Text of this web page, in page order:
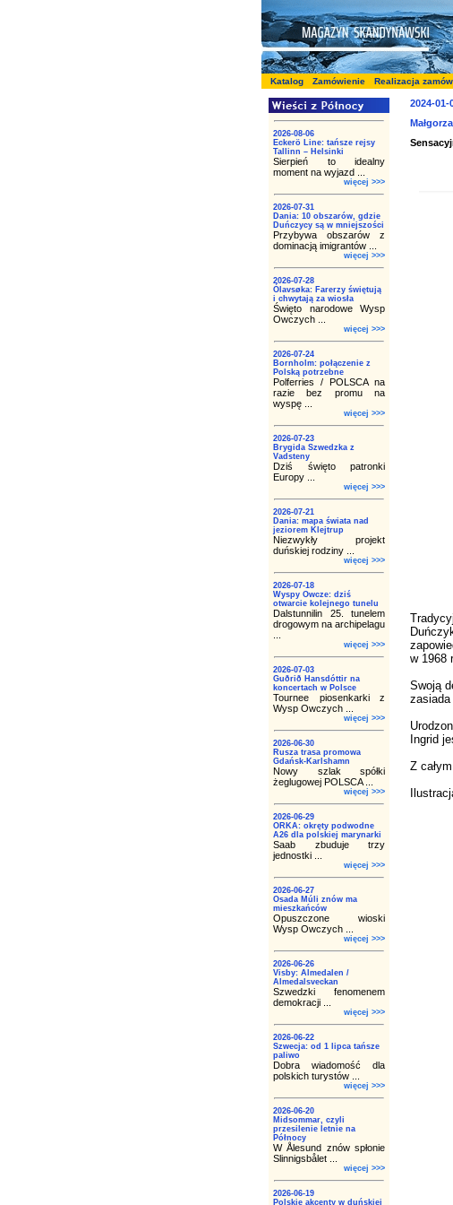
Katalog Zamówienie Realizacja
2026-08-06
Eckerö Line: tańsze rejsy
Tallinn – Helsinki
Sierpień to idealny
moment na wyjazd ...
więcej >>>
2026-07-31
Dania: 10 obszarów, gdzie
Duńczycy są w mniejszości
Przybywa obszarów z
dominacją imigrantów ...
więcej >>>
2026-07-28
Ólavsøka: Farerzy świętują
i chwytają za wiosła
Święto narodowe Wysp
Owczych ...
więcej >>>
2026-07-24
Bornholm: połączenie z
Polską potrzebne
Polferries / POLSCA na
razie bez promu na
wyspę ...
więcej >>>
2026-07-23
Brygida Szwedzka z
Vadsteny
Dziś święto patronki
Europy ...
więcej >>>
2026-07-21
Dania: mapa świata nad
jeziorem Klejtrup
Niezwykły projekt
duńskiej rodziny ...
więcej >>>
2026-07-18
Wyspy Owcze: dziś
otwarcie kolejnego tunelu
Dalstunnilin 25. tunelem
drogowym na archipelagu
więcej >>>
2026-07-03
Guðrið Hansdóttir na
koncertach w Polsce
Tournee piosenkarki z
Wysp Owczych ...
więcej >>>
2026-06-30
Rusza trasa promowa
Gdańsk-Karlshamn
Nowy szlak spółki
żeglugowej POLSCA ...
więcej >>>
2026-06-29
ORKA: okręty podwodne
A26 dla polskiej marynarki
Saab zbuduje trzy
jednostki ...
więcej >>>
2026-06-27
Osada Múli znów ma
mieszkańców
Opuszczone wioski
Wysp Owczych ...
więcej >>>
2026-06-26
Visby: Almedalen /
Almedalsveckan
Szwedzki fenomenem
demokracji ...
więcej >>>
2026-06-22
Szwecja: od 1 lipca tańsze
paliwo
Dobra wiadomość dla
polskich turystów ...
więcej >>>
2026-06-20
Midsommar, czyli
przesilenie letnie na
Północy
W Ålesund znów spłonie
Slinnigsbålet ...
więcej >>>
2026-06-19
Polskie akcenty w duńskiej
2024-01-
w 1968
Swoją
zasiada
Ingrid
Z